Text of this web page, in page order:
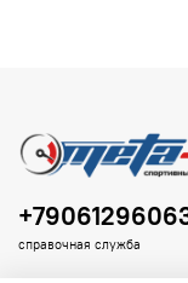
справочная служба